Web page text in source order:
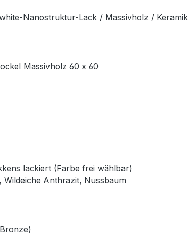
Nanostruktur-Lack / Massivholz / Keramik
Massivholz 60 x 60
lackiert (Farbe frei wählbar)
Wildeiche Anthrazit, Nussbaum